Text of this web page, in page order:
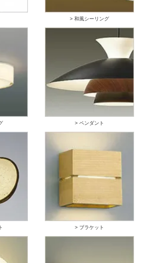
> 和風シーリング
> ペンダント
> ブラケット